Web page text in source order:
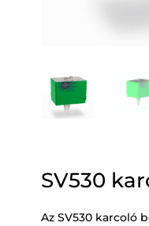
SV530
Az SV530 karcoló